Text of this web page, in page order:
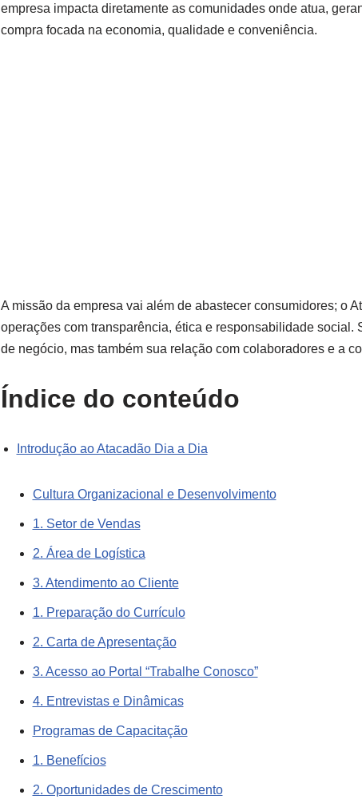
empresa impacta diretamente as comunidades onde atua,
compra focada na economia, qualidade e conveniência.
A missão da empresa vai além de abastecer consumidores; o
operações com transparência, ética e responsabilidade social.
de negócio, mas também sua relação com colaboradores e a
Índice do conteúdo
Introdução ao Atacadão Dia a Dia
Cultura Organizacional e Desenvolvimento
1. Setor de Vendas
2. Área de Logística
3. Atendimento ao Cliente
1. Preparação do Currículo
2. Carta de Apresentação
3. Acesso ao Portal “Trabalhe Conosco”
4. Entrevistas e Dinâmicas
Programas de Capacitação
1. Benefícios
2. Oportunidades de Crescimento